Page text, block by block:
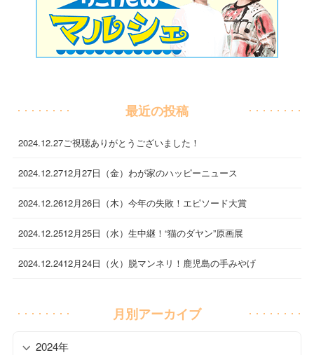
最近の投稿
2024.12.27ご視聴ありがとうございました！
2024.12.2712月27日（金）わが家のハッピーニュース
2024.12.2612月26日（木）今年の失敗！エピソード大賞
2024.12.2512月25日（水）生中継！“猫のダヤン”原画展
2024.12.2412月24日（火）脱マンネリ！鹿児島の手みやげ
月別アーカイブ
2024年